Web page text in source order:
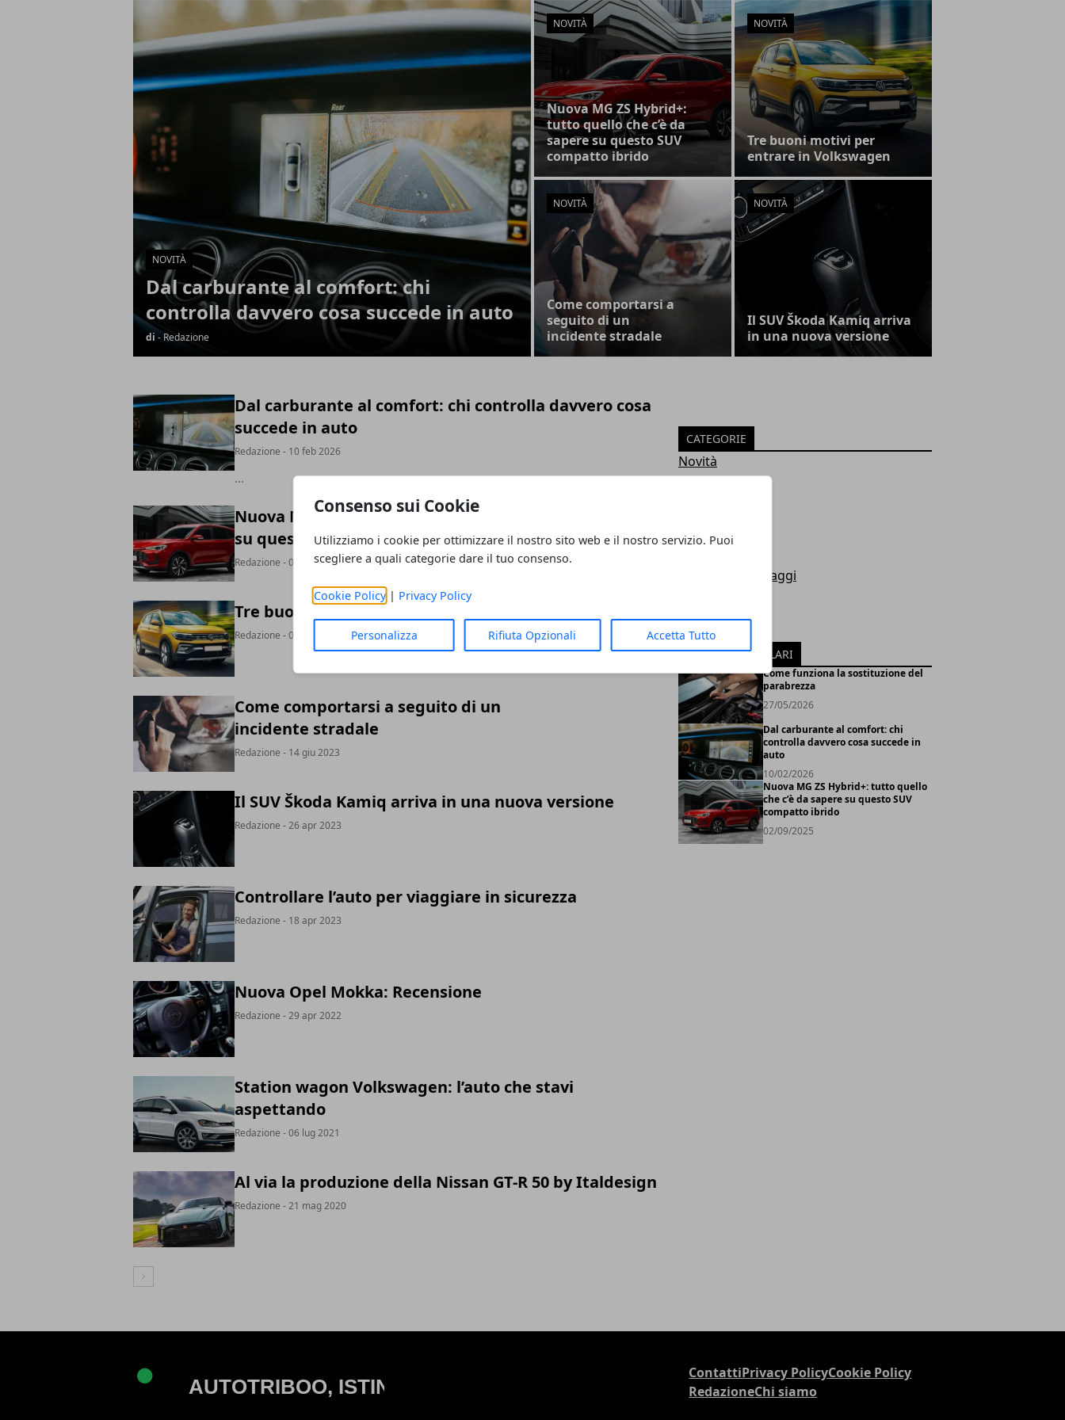
Consenso sui Cookie
Utilizziamo i cookie per ottimizzare il nostro sito web e il nostro servizio. Puoi
scegliere a quali categorie dare il tuo consenso.
Cookie Policy| Privacy Policy
Personalizza Rifiuta Opzionali Accetta Tutto
Articoli in Evidenza
NOVITÀ
Dal carburante al comfort: chi
controlla davvero cosa succede in auto
di- Redazione
NOVITÀ
Nuova MG ZS Hybrid+:
tutto quello che c’è da
sapere su questo SUV
compatto ibrido
NOVITÀ
Tre buoni motivi per
entrare in Volkswagen
NOVITÀ
Come comportarsi a
seguito di un
incidente stradale
NOVITÀ
Il SUV Škoda Kamiq arriva
in una nuova versione
Dal carburante al comfort: chi controlla davvero cosa
succede in auto
Redazione - 10 feb 2026
...
Nuova MG ZS Hybrid+: tutto quello che c’è da sapere
su questo SUV compatto ibrido
Redazione - 02 set 2025
Tre buoni motivi per entrare in Volkswagen
Redazione - 06 ott 2023
Come comportarsi a seguito di un
incidente stradale
Redazione - 14 giu 2023
Il SUV Škoda Kamiq arriva in una nuova versione
Redazione - 26 apr 2023
Controllare l’auto per viaggiare in sicurezza
Redazione - 18 apr 2023
Nuova Opel Mokka: Recensione
Redazione - 29 apr 2022
Station wagon Volkswagen: l’auto che stavi
aspettando
Redazione - 06 lug 2021
Al via la produzione della Nissan GT-R 50 by Italdesign
Redazione - 21 mag 2020
Articolo Successivo
CATEGORIE
Novità
Motorsport
Blog
Storie e personaggi
Tuning
ARTICOLI POPOLARI
Come funziona la sostituzione del
parabrezza
27/05/2026
Dal carburante al comfort: chi
controlla davvero cosa succede in
auto
10/02/2026
Nuova MG ZS Hybrid+: tutto quello
che c’è da sapere su questo SUV
compatto ibrido
02/09/2025
ContattiPrivacy PolicyCookie Policy
RedazioneChi siamo